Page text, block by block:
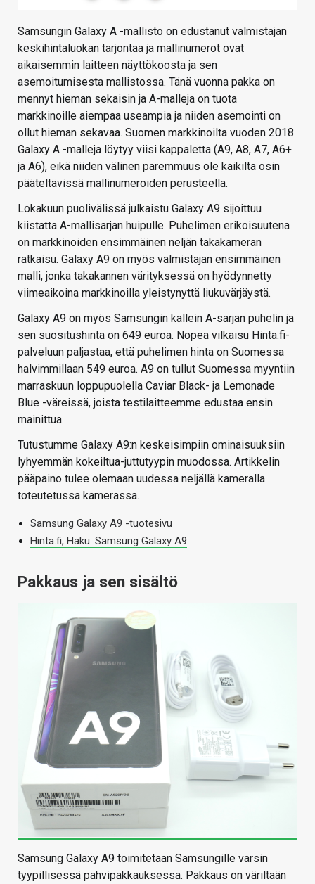
Samsungin Galaxy A -mallisto on edustanut valmistajan
keskihintaluokan tarjontaa ja mallinumerot ovat
aikaisemmin laitteen näyttökoosta ja sen
asemoitumisesta mallistossa. Tänä vuonna pakka on
mennyt hieman sekaisin ja A-malleja on tuota
markkinoille aiempaa useampia ja niiden asemointi on
ollut hieman sekavaa. Suomen markkinoilta vuoden 2018
Galaxy A -malleja löytyy viisi kappaletta (A9, A8, A7, A6+
ja A6), eikä niiden välinen paremmuus ole kaikilta osin
pääteltävissä mallinumeroiden perusteella.
Lokakuun puolivälissä julkaistu Galaxy A9 sijoittuu
kiistatta A-mallisarjan huipulle. Puhelimen erikoisuutena
on markkinoiden ensimmäinen neljän takakameran
ratkaisu. Galaxy A9 on myös valmistajan ensimmäinen
malli, jonka takakannen värityksessä on hyödynnetty
viimeaikoina markkinoilla yleistynyttä liukuvärjäystä.
Galaxy A9 on myös Samsungin kallein A-sarjan puhelin ja
sen suositushinta on 649 euroa. Nopea vilkaisu Hinta.fi-
palveluun paljastaa, että puhelimen hinta on Suomessa
halvimmillaan 549 euroa. A9 on tullut Suomessa myyntiin
marraskuun loppupuolella Caviar Black- ja Lemonade
Blue -väreissä, joista testilaitteemme edustaa ensin
mainittua.
Tutustumme Galaxy A9:n keskeisimpiin ominaisuuksiin
lyhyemmän kokeiltua-juttutyypin muodossa. Artikkelin
pääpaino tulee olemaan uudessa neljällä kameralla
toteutetussa kamerassa.
Samsung Galaxy A9 -tuotesivu
Hinta.fi, Haku: Samsung Galaxy A9
Pakkaus ja sen sisältö
Samsung Galaxy A9 toimitetaan Samsungille varsin
tyypillisessä pahvipakkauksessa. Pakkaus on väriltään